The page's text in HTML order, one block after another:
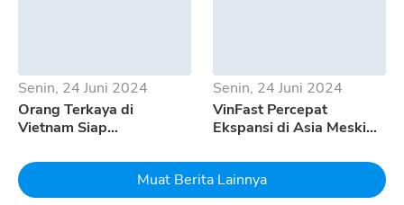
Senin, 24 Juni 2024
Orang Terkaya di
Vietnam Siap
Uangnya Untuk EV
Dream
Senin, 24 Juni 2024
VinFast Percepat
Ekspansi di Asia Meski
Melambat
Muat Berita Lainnya